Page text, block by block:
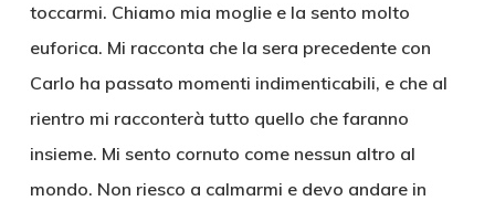
toccarmi. Chiamo mia moglie e la sento molto
euforica. Mi racconta che la sera precedente con
Carlo ha passato momenti indimenticabili, e che al
rientro mi racconterà tutto quello che faranno
insieme. Mi sento cornuto come nessun altro al
mondo. Non riesco a calmarmi e devo andare in